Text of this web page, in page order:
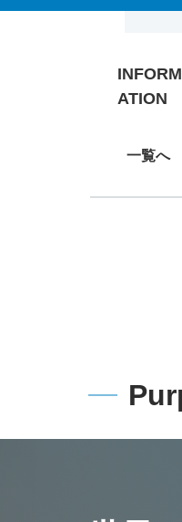
INFORM
ATION
一覧へ